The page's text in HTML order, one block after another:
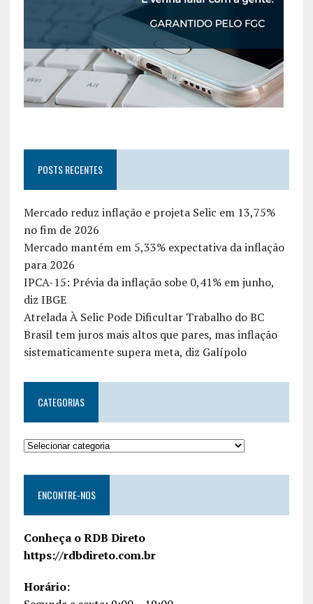
POSTS RECENTES
Mercado reduz inflação e projeta Selic em 13,75%
no fim de 2026
Mercado mantém em 5,33% expectativa da inflação
para 2026
IPCA-15: Prévia da inflação sobe 0,41% em junho,
diz IBGE
Atrelada À Selic Pode Dificultar Trabalho do BC
Brasil tem juros mais altos que pares, mas inflação
sistematicamente supera meta, diz Galípolo
CATEGORIAS
ENCONTRE-NOS
Conheça o RDB Direto
https://rdbdireto.com.br
Horário: